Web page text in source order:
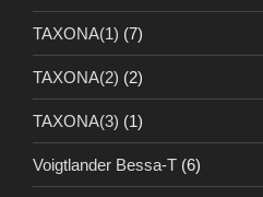
TAXONA(1) (7)
TAXONA(2) (2)
TAXONA(3) (1)
Voigtlander Bessa-T (6)